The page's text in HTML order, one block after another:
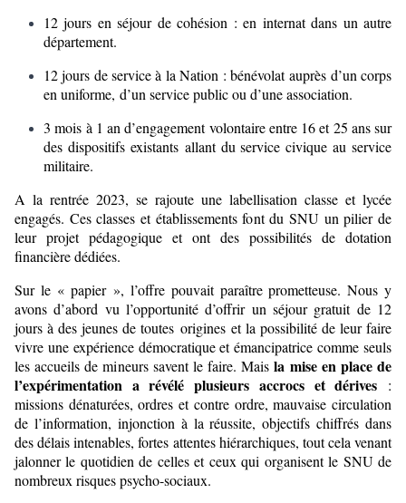
12 jours en séjour de cohésion : en internat dans un autre
département.
12 jours de service à la Nation : bénévolat auprès d’un corps
en uniforme, d’un service public ou d’une association.
3 mois à 1 an d’engagement volontaire entre 16 et 25 ans sur
des dispositifs existants allant du service civique au service
militaire.
A la rentrée 2023, se rajoute une labellisation classe et lycée
engagés. Ces classes et établissements font du SNU un pilier de
leur projet pédagogique et ont des possibilités de dotation
financière dédiées.
Sur le « papier », l’offre pouvait paraître prometteuse. Nous y
avons d’abord vu l’opportunité d’offrir un séjour gratuit de 12
jours à des jeunes de toutes origines et la possibilité de leur faire
vivre une expérience démocratique et émancipatrice comme seuls
les accueils de mineurs savent le faire. Maisla mise en place de
l’expérimentation a révélé plusieurs accrocs et dérives :
missions dénaturées, ordres et contre ordre, mauvaise circulation
de l’information, injonction à la réussite, objectifs chiffrés dans
des délais intenables, fortes attentes hiérarchiques, tout cela venant
jalonner le quotidien de celles et ceux qui organisent le SNU de
nombreux risques psycho-sociaux.